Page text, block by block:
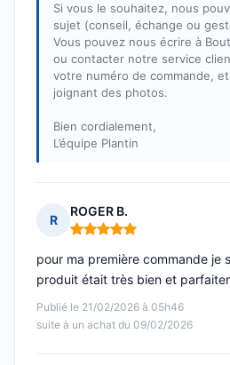
Si vous le souhaitez, nous
sujet (conseil, échange ou
Vous pouvez nous écrire à
ou contacter notre service
votre numéro de commande,
joignant des photos.
Bien cordialement,
L’équipe Plantin
R
ROGER B.
Note : 5 sur 5
Publié le 21/02/2026 à 05h46
suite à un achat du 09/02/2026
pour ma première commande je
produit était très bien et